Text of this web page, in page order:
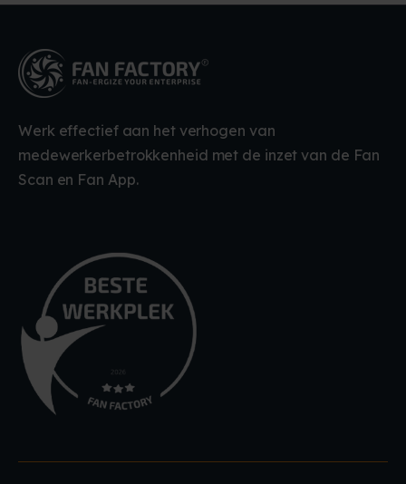
Werk effectief aan het verhogen van
medewerkerbetrokkenheid met de inzet van de Fan
Scan en Fan App.